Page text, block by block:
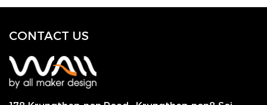
CONTACT US